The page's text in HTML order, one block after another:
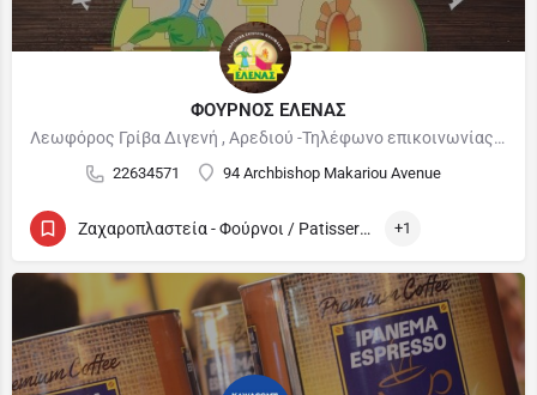
ΦΟΥΡΝΟΣ ΕΛΕΝΑΣ
Λεωφόρος Γρίβα Διγενή , Αρεδιού -Τηλέφωνο επικοινωνίας: 22 634571 30,Αιγέως, Λευκωσία 1035 - τηλέφωνο…
22634571 94 Archbishop Makariou Avenue
Ζαχαροπλαστεία - Φούρνοι / Patisseries - Bakeries +1